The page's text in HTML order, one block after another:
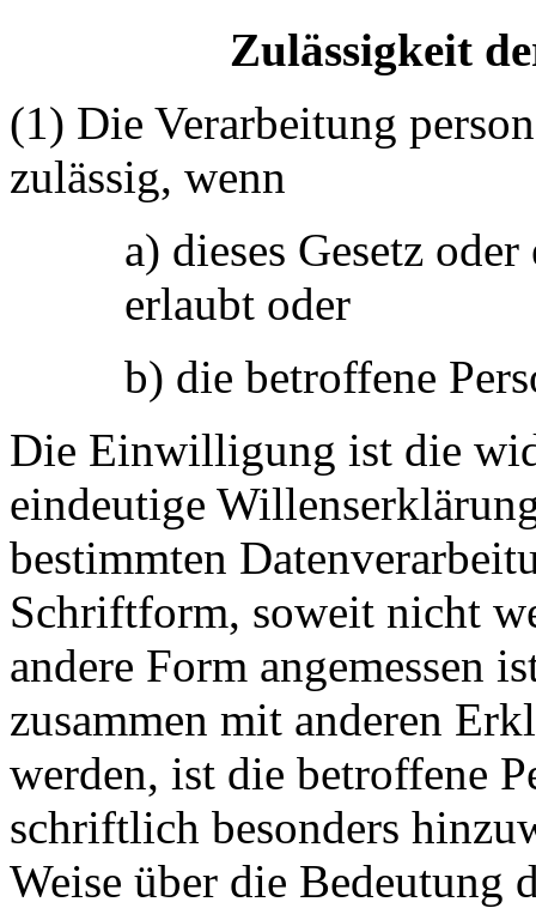
Zulässigkeit
(1) Die Verarbeitung
zulässig, wenn
a) dieses Gesetz
erlaubt oder
b) die betroffene
Die Einwilligung ist die
eindeutige
bestimmten
Schriftform, soweit nicht
andere Form angemessen
zusammen mit anderen
werden, ist die betroffene
schriftlich besonders
Weise über die Bedeutung